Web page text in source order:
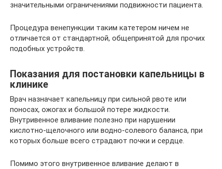
значительными ограничениями подвижности пациента.
Процедура венепункции таким катетером ничем не
отличается от стандартной, общепринятой для прочих
подобных устройств.
Показания для постановки капельницы в
клинике
Врач назначает капельницу при сильной рвоте или
поносах, ожогах и большой потере жидкости.
Внутривенное вливание полезно при нарушении
кислотно-щелочного или водно-солевого баланса, при
которых больше всего страдают почки и сердце.
Помимо этого внутривенное вливание делают в